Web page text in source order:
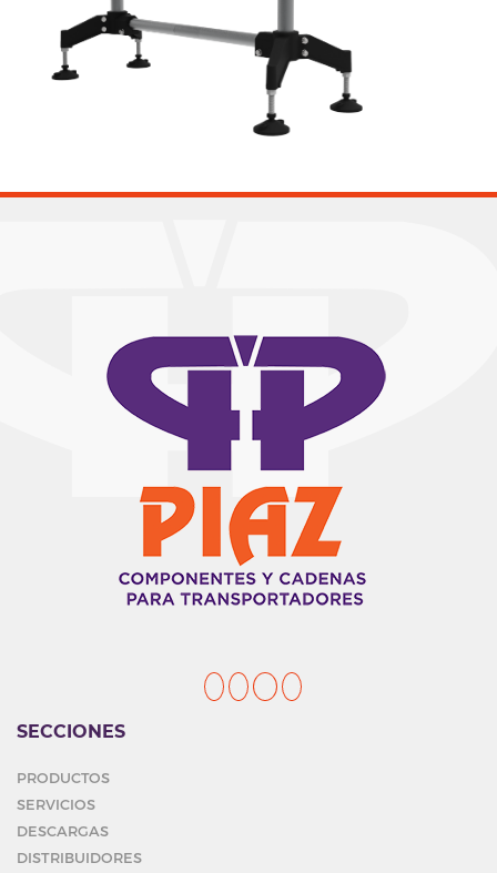
SECCIONES
PRODUCTOS
SERVICIOS
DESCARGAS
DISTRIBUIDORES